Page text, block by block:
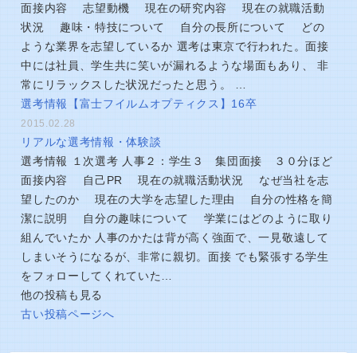
面接内容 志望動機 現在の研究内容 現在の就職活動
状況 趣味・特技について 自分の長所について どの
ような業界を志望しているか 選考は東京で行われた。面接
中には社員、学生共に笑いが漏れるような場面もあり、 非
常にリラックスした状況だったと思う。 …
選考情報【富士フイルムオプティクス】16卒
2015.02.28
リアルな選考情報・体験談
選考情報 １次選考 人事２：学生３ 集団面接 ３０分ほど
面接内容 自己PR 現在の就職活動状況 なぜ当社を志
望したのか 現在の大学を志望した理由 自分の性格を簡
潔に説明 自分の趣味について 学業にはどのように取り
組んでいたか 人事のかたは背が高く強面で、一見敬遠して
しまいそうになるが、非常に親切。面接 でも緊張する学生
をフォローしてくれていた…
他の投稿も見る
古い投稿ページへ